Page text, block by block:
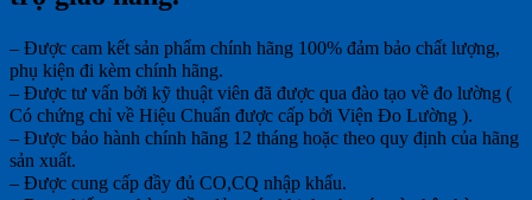
– Được cam kết sản phẩm chính hãng 100% đảm bảo chất lượng,
phụ kiện đi kèm chính hãng.
– Được tư vấn bởi kỹ thuật viên đã được qua đào tạo về đo lường (
Có chứng chỉ về Hiệu Chuẩn được cấp bởi Viện Đo Lường ).
– Được bảo hành chính hãng 12 tháng hoặc theo quy định của hãng
sản xuất.
– Được cung cấp đầy đủ CO,CQ nhập khẩu.